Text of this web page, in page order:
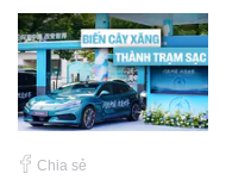
Chia sẻ